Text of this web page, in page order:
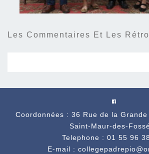
Les Commentaires Et Les
Coordonnées : 36 Rue de la
Saint-Maur-des-
Telephone : 01 55 96
E-mail :